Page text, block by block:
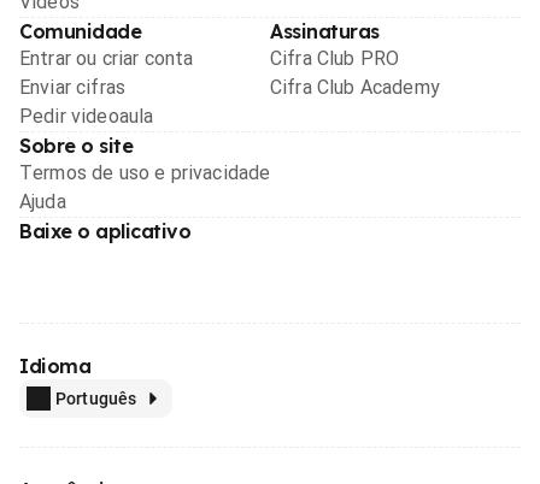
Comunidade
Entrar ou criar conta
Enviar cifras
Pedir videoaula
Assinaturas
Cifra Club PRO
Cifra Club Academy
Sobre o site
Termos de uso e privacidade
Ajuda
Baixe o aplicativo
Idioma
Português